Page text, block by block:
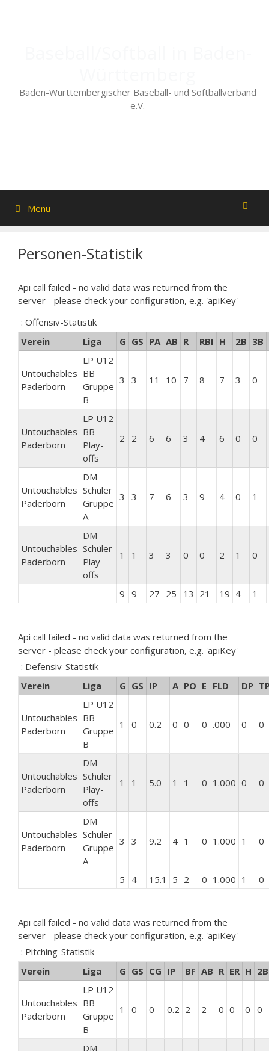
Baden-Württembergischer Baseball- und Softballverband
e.V.
Menü
Personen-Statistik
Api call failed - no valid data was returned from the
server - please check your configuration, e.g. 'apiKey'
: Offensiv-Statistik
Verein
Liga G GS PA AB R RBI H 2B 3B
Untouchables
Paderborn
LP U12
BB
Gruppe
B
3 3 11 10 7 8 7 3 0
Untouchables
Paderborn
LP U12
BB
Play-
offs
2 2 6 6 3 4 6 0 0
Untouchables
Paderborn
DM
Schüler
Gruppe
A
3 3 7 6 3 9 4 0 1
Untouchables
Paderborn
DM
Schüler
Play-
offs
1 1 3 3 0 0 2 1 0
9 9 27 25 13 21 19 4 1
Api call failed - no valid data was returned from the
server - please check your configuration, e.g. 'apiKey'
: Defensiv-Statistik
Verein
Liga G GS IP A PO E FLD DP
Untouchables
Paderborn
LP U12
BB
Gruppe
B
1 0 0.2 0 0 0 .000 0 0
Untouchables
Paderborn
DM
Schüler
Play-
offs
1 1 5.0 1 1 0 1.000 0 0
Untouchables
Paderborn
DM
Schüler
Gruppe
A
3 3 9.2 4 1 0 1.000 1 0
5 4 15.1 5 2 0 1.000 1 0
Api call failed - no valid data was returned from the
server - please check your configuration, e.g. 'apiKey'
: Pitching-Statistik
Verein
Liga G GS CG IP BF AB R ER H 2B
Untouchables
Paderborn
LP U12
BB
Gruppe
B
1 0 0 0.2 2 2 0 0 0 0
DM